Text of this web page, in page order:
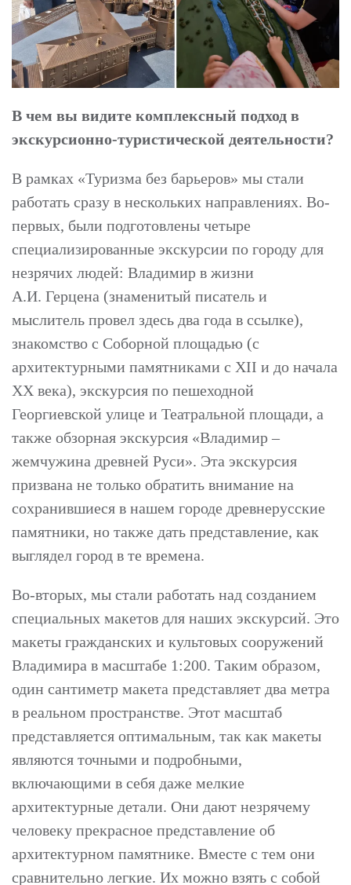
для
В чем вы видите комплексный подход в
экскурсионно-туристической деятельности?
В рамках «Туризма без барьеров» мы стали
работать сразу в нескольких направлениях. Во-
первых, были подготовлены четыре
специализированные экскурсии по городу для
незрячих людей: Владимир в жизни
А.И. Герцена (знаменитый писатель и
мыслитель провел здесь два года в ссылке),
знакомство с Соборной площадью (с
архитектурными памятниками с XII и до начала
XX века), экскурсия по пешеходной
Георгиевской улице и Театральной площади, а
также обзорная экскурсия «Владимир –
жемчужина древней Руси». Эта экскурсия
призвана не только обратить внимание на
сохранившиеся в нашем городе древнерусские
памятники, но также дать представление, как
выглядел город в те времена.
Во-вторых, мы стали работать над созданием
специальных макетов для наших экскурсий. Это
макеты гражданских и культовых сооружений
Владимира в масштабе 1:200. Таким образом,
один сантиметр макета представляет два метра
в реальном пространстве. Этот масштаб
представляется оптимальным, так как макеты
являются точными и подробными,
включающими в себя даже мелкие
архитектурные детали. Они дают незрячему
человеку прекрасное представление об
архитектурном памятнике. Вместе с тем они
сравнительно легкие. Их можно взять с собой